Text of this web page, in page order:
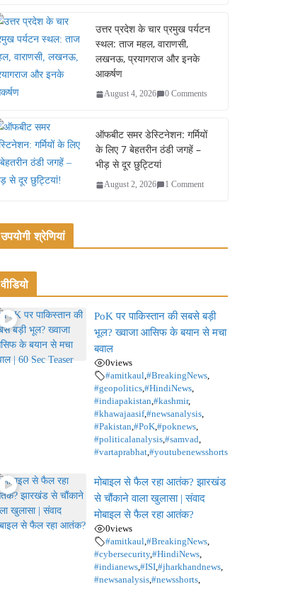
उत्तर प्रदेश के चार प्रमुख पर्यटन
स्थल: ताज महल, वाराणसी,
लखनऊ, प्रयागराज और इनके
आकर्षण
August 4, 2026 0 Comments
ऑफबीट समर डेस्टिनेशन: गर्मियों
के लिए 7 बेहतरीन ठंडी जगहें –
भीड़ से दूर छुट्टियां
August 2, 2026 1 Comment
उपयोगी श्रेणियां
वीडियो
PoK पर पाकिस्तान की सबसे बड़ी
भूल? ख्वाजा आसिफ के बयान से मचा
बवाल
0views
#amitkaul,#BreakingNews,
#geopolitics,#HindiNews,
#indiapakistan,#kashmir,
#khawajaasif,#newsanalysis,
#Pakistan,#PoK,#poknews,
#politicalanalysis,#samvad,
#vartaprabhat,#youtubenewsshorts
मोबाइल से फैल रहा आतंक? झारखंड
से चौंकाने वाला खुलासा | संवाद
मोबाइल से फैल रहा आतंक?
0views
#amitkaul,#BreakingNews,
#cybersecurity,#HindiNews,
#indianews,#ISI,#jharkhandnews,
#newsanalysis,#newsshorts,